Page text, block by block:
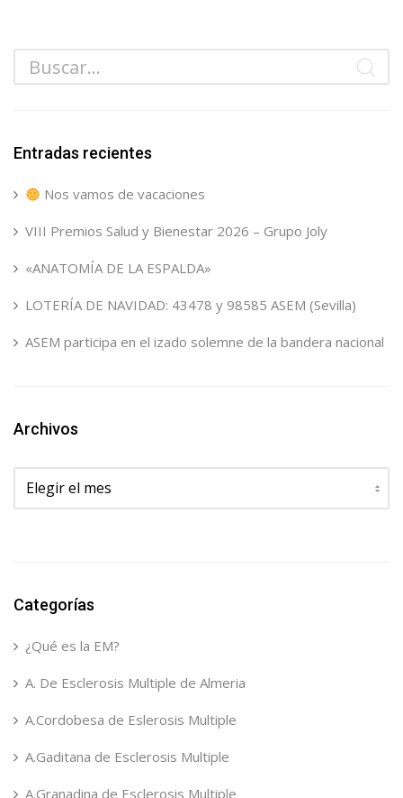
Entradas recientes
Nos vamos de vacaciones
VIII Premios Salud y Bienestar 2026 – Grupo Joly
«ANATOMÍA DE LA ESPALDA»
LOTERÍA DE NAVIDAD: 43478 y 98585 ASEM (Sevilla)
ASEM participa en el izado solemne de la bandera nacional
Archivos
Archivos
Categorías
¿Qué es la EM?
A. De Esclerosis Multiple de Almeria
A.Cordobesa de Eslerosis Multiple
A.Gaditana de Esclerosis Multiple
A.Granadina de Esclerosis Multiple